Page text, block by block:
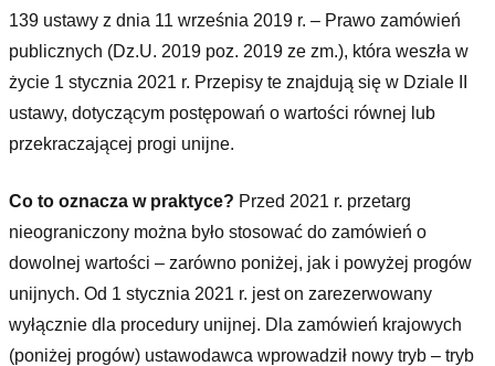
139 ustawy z dnia 11 września 2019 r. – Prawo zamówień
publicznych (Dz.U. 2019 poz. 2019 ze zm.), która weszła w
życie 1 stycznia 2021 r. Przepisy te znajdują się w Dziale II
ustawy, dotyczącym postępowań o wartości równej lub
przekraczającej progi unijne.
Co to oznacza w praktyce? Przed 2021 r. przetarg
nieograniczony można było stosować do zamówień o
dowolnej wartości – zarówno poniżej, jak i powyżej progów
unijnych. Od 1 stycznia 2021 r. jest on zarezerwowany
wyłącznie dla procedury unijnej. Dla zamówień krajowych
(poniżej progów) ustawodawca wprowadził nowy tryb – tryb